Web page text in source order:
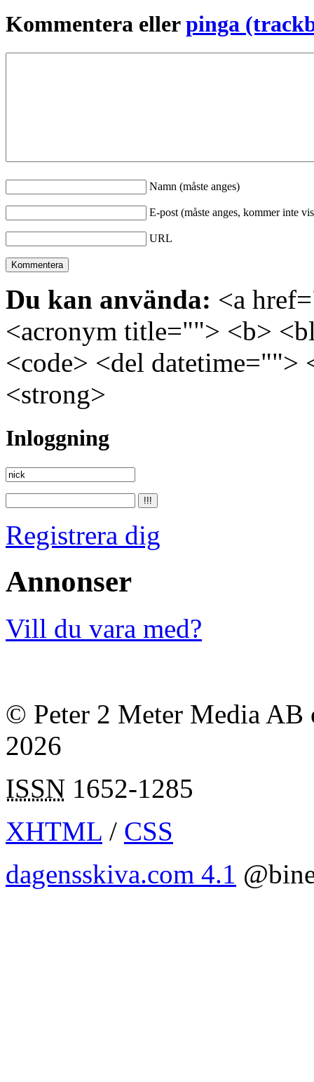
Kommentera ellerpinga
Namn (måste anges)
E-post (måste anges, kommer inte
URL
Du kan använda: <a
<acronym title=""> <b>
<code> <del
<strong>
Inloggning
Registrera dig
Annonser
Vill du vara med?
© Peter 2 Meter Media AB
2026
ISSN 1652-1285
XHTML / CSS
dagensskiva.com 4.1